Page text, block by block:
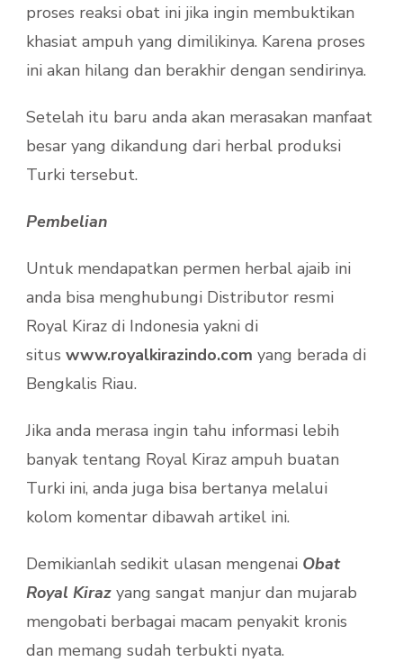
proses reaksi obat ini jika ingin membuktikan
khasiat ampuh yang dimilikinya. Karena proses
ini akan hilang dan berakhir dengan sendirinya.
Setelah itu baru anda akan merasakan manfaat
besar yang dikandung dari herbal produksi
Turki tersebut.
Pembelian
Untuk mendapatkan permen herbal ajaib ini
anda bisa menghubungi Distributor resmi
Royal Kiraz di Indonesia yakni di
situs www.royalkirazindo.com yang berada di
Bengkalis Riau.
Jika anda merasa ingin tahu informasi lebih
banyak tentang Royal Kiraz ampuh buatan
Turki ini, anda juga bisa bertanya melalui
kolom komentar dibawah artikel ini.
Demikianlah sedikit ulasan mengenai Obat
Royal Kiraz yang sangat manjur dan mujarab
mengobati berbagai macam penyakit kronis
dan memang sudah terbukti nyata.